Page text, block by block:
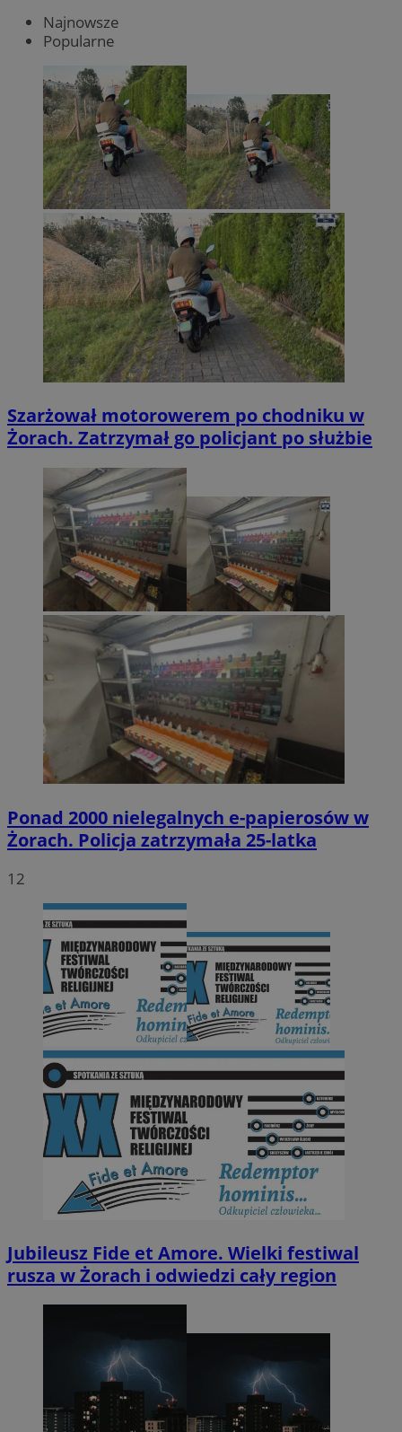
Najnowsze
Popularne
Szarżował motorowerem po chodniku w
Żorach. Zatrzymał go policjant po służbie
Ponad 2000 nielegalnych e-papierosów w
Żorach. Policja zatrzymała 25-latka
12
Jubileusz Fide et Amore. Wielki festiwal
rusza w Żorach i odwiedzi cały region